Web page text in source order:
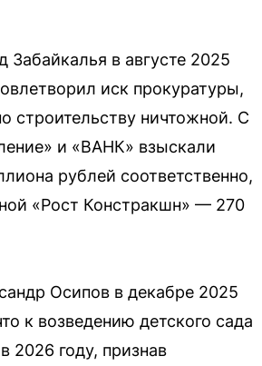
в августе 2025
иск прокуратуры,
строительству ничтожной. С
и «ВАНК» взыскали
рублей соответственно,
«Рост Констракшн» — 270
Осипов в декабре 2025
к возведению детского сада
2026 году, признав